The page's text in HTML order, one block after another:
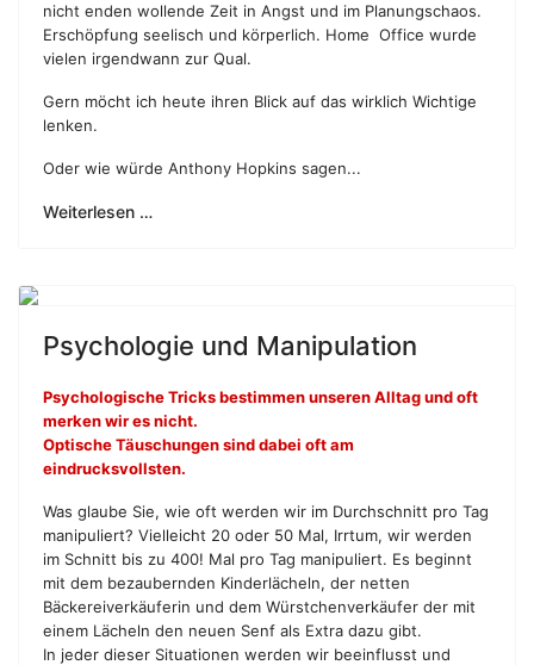
nicht enden wollende Zeit in Angst und im Planungschaos.
Erschöpfung seelisch und körperlich. Home Office wurde
vielen irgendwann zur Qual.
Gern möcht ich heute ihren Blick auf das wirklich Wichtige
lenken.
Oder wie würde Anthony Hopkins sagen...
Weiterlesen …
Psychologie und Manipulation
Psychologische Tricks bestimmen unseren Alltag und oft
merken wir es nicht.
Optische Täuschungen sind dabei oft am
eindrucksvollsten.
Was glaube Sie, wie oft werden wir im Durchschnitt pro Tag
manipuliert? Vielleicht 20 oder 50 Mal, Irrtum, wir werden
im Schnitt bis zu 400! Mal pro Tag manipuliert. Es beginnt
mit dem bezaubernden Kinderlächeln, der netten
Bäckereiverkäuferin und dem Würstchenverkäufer der mit
einem Lächeln den neuen Senf als Extra dazu gibt.
In jeder dieser Situationen werden wir beeinflusst und